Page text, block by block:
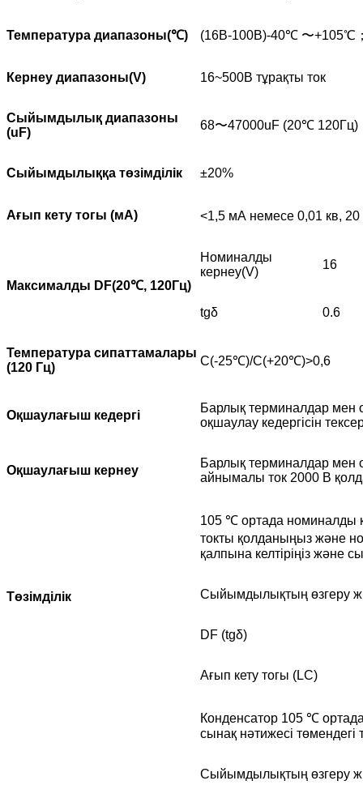
Температура диапазоны(℃) (16В-100В)-40℃ 〜+105℃
Кернеу диапазоны(V) 16~500В тұрақты ток
Сыйымдылық диапазоны
(uF)
68〜47000uF (20℃ 120Гц)
Сыйымдылыққа төзімділік ±20%
Ағып кету тогы (мА) <1,5 мА немесе 0,01 кв,
Максималды DF(20℃, 120Гц)
Номиналды
кернеу(V)
16
tgδ 0.6
Температура сипаттамалары
(120 Гц)
C(-25℃)/C(+20℃)>0,6
Оқшаулағыш кедергі
Барлық терминалдар мен
оқшаулау кедергісін
Оқшаулағыш кернеу
Барлық терминалдар мен
айнымалы ток 2000 В
Төзімділік
105 ℃ ортада номиналды
токты қолданыңыз және
қалпына келтіріңіз және
Сыйымдылықтың өзгеру
DF (tgδ)
Ағып кету тогы (LC)
Конденсатор 105 ℃
сынақ нәтижесі
Сыйымдылықтың өзгеру